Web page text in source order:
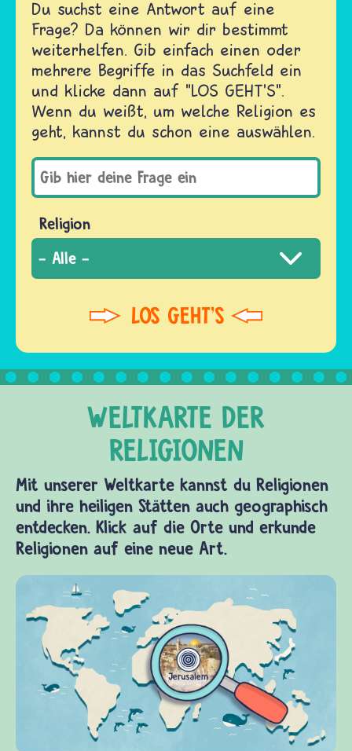
Du suchst eine Antwort auf eine
Frage? Da können wir dir bestimmt
weiterhelfen. Gib einfach einen oder
mehrere Begriffe in das Suchfeld ein
und klicke dann auf "LOS GEHT'S".
Wenn du weißt, um welche Religion es
geht, kannst du schon eine auswählen.
Religion
Mit unserer Weltkarte kannst du Religionen
und ihre heiligen Stätten auch geographisch
entdecken. Klick auf die Orte und erkunde
Religionen auf eine neue Art.